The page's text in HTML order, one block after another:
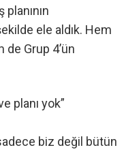
ele aldık. Hem
de Grup 4’ün
planı yok”
biz değil bütün